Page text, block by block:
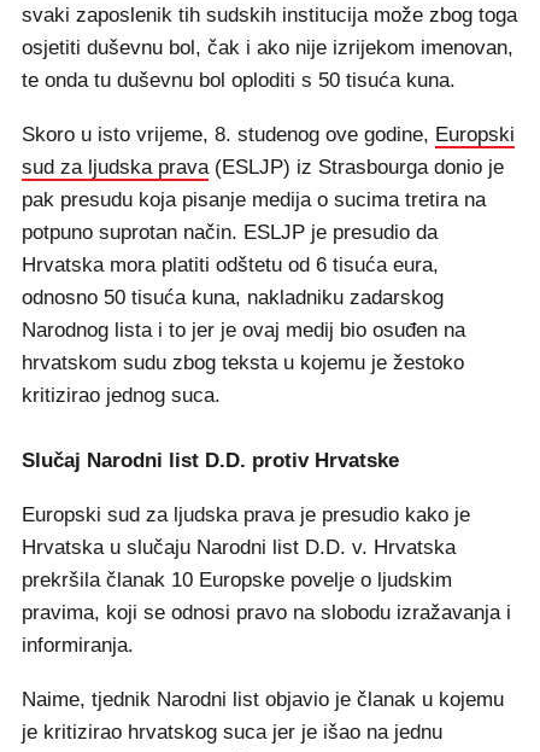
svaki zaposlenik tih sudskih institucija može zbog toga
osjetiti duševnu bol, čak i ako nije izrijekom imenovan,
te onda tu duševnu bol oploditi s 50 tisuća kuna.
Skoro u isto vrijeme, 8. studenog ove godine, Europski
sud za ljudska prava(ESLJP) iz Strasbourga donio je
pak presudu koja pisanje medija o sucima tretira na
potpuno suprotan način. ESLJP je presudio da
Hrvatska mora platiti odštetu od 6 tisuća eura,
odnosno 50 tisuća kuna, nakladniku zadarskog
Narodnog lista i to jer je ovaj medij bio osuđen na
hrvatskom sudu zbog teksta u kojemu je žestoko
kritizirao jednog suca.
Slučaj Narodni list D.D. protiv Hrvatske
Europski sud za ljudska prava je presudio kako je
Hrvatska u slučaju Narodni list D.D. v. Hrvatska
prekršila članak 10 Europske povelje o ljudskim
pravima, koji se odnosi pravo na slobodu izražavanja i
informiranja.
Naime, tjednik Narodni list objavio je članak u kojemu
je kritizirao hrvatskog suca jer je išao na jednu